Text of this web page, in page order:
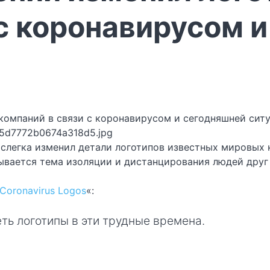
коронавирусом
изменил детали логотипов известных
тема изоляции и дистанцирования людей
Coronavirus Logos«:
логотипы в эти трудные времена.